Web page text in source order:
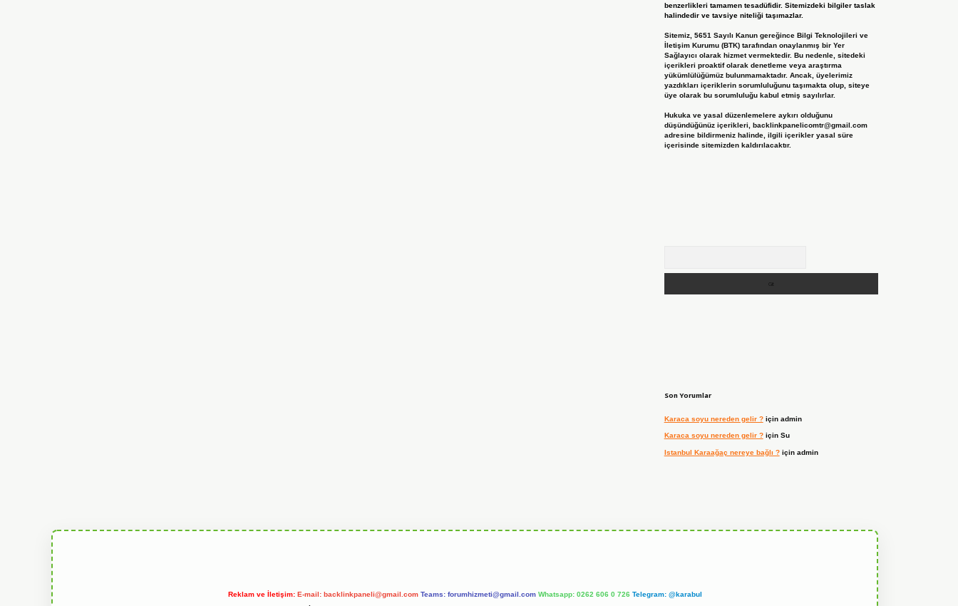
benzerlikleri tamamen tesadüfidir. Sitemizdeki bilgiler taslak
halindedir ve tavsiye niteliği taşımazlar.
Sitemiz, 5651 Sayılı Kanun gereğince Bilgi Teknolojileri ve
İletişim Kurumu (BTK) tarafından onaylanmış bir Yer
Sağlayıcı olarak hizmet vermektedir. Bu nedenle, sitedeki
içerikleri proaktif olarak denetleme veya araştırma
yükümlülüğümüz bulunmamaktadır. Ancak, üyelerimiz
yazdıkları içeriklerin sorumluluğunu taşımakta olup, siteye
üye olarak bu sorumluluğu kabul etmiş sayılırlar.
Hukuka ve yasal düzenlemelere aykırı olduğunu
düşündüğünüz içerikleri, backlinkpanelicomtr@gmail.com
adresine bildirmeniz halinde, ilgili içerikler yasal süre
içerisinde sitemizden kaldırılacaktır.
Son Yorumlar
Karaca soyu nereden gelir ?için admin
Karaca soyu nereden gelir ?için Su
Istanbul Karaağaç nereye bağlı ?için admin
Reklam ve İletişim: E-mail: backlinkpaneli@gmail.com Teams: forumhizmeti@gmail.com Whatsapp: 0262 606 0 726 Telegram: @karabul